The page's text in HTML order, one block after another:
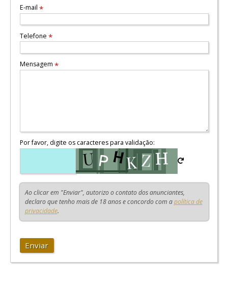
E-mail *
Telefone *
Mensagem *
Por favor, digite os caracteres para validação:
Ao clicar em "Enviar", autorizo o contato dos anunciantes,
declaro que tenho mais de 18 anos e concordo com apolítica de
privacidade.
Enviar